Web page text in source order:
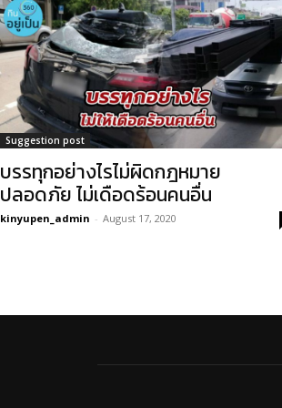
Suggestion post
บรรทุกอย่างไรไม่ผิดกฎหมาย
ปลอดภัย ไม่เดือดร้อนคนอื่น
kinyupen_admin - August 17, 2020